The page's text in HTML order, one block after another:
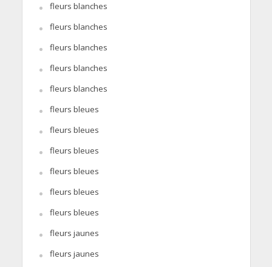
fleurs blanches
fleurs blanches
fleurs blanches
fleurs blanches
fleurs blanches
fleurs bleues
fleurs bleues
fleurs bleues
fleurs bleues
fleurs bleues
fleurs bleues
fleurs jaunes
fleurs jaunes